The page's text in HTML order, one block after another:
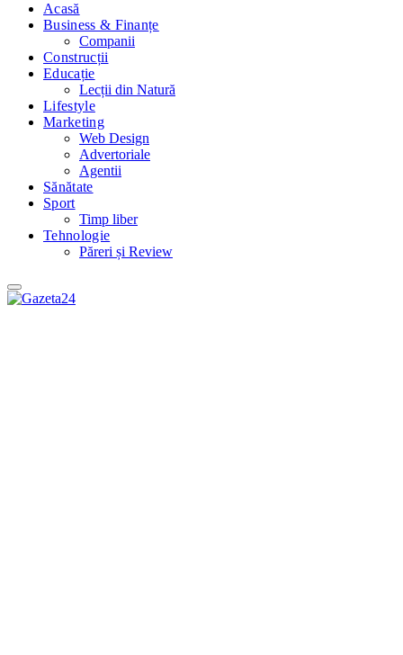
Acasă
Business & Finanțe
Companii
Construcții
Educație
Lecții din Natură
Lifestyle
Marketing
Web Design
Advertoriale
Agentii
Sănătate
Sport
Timp liber
Tehnologie
Păreri și Review